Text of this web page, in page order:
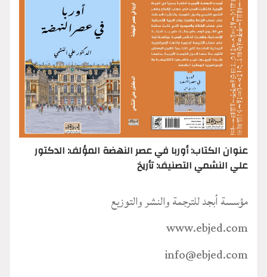
عنوان الكتاب: أوربا في عصر النهضة المؤلف: الدكتور
علي النشمي التصنيف: تأريخ
مؤسسة أبجد للترجمة والنشر والتوزيع
www.ebjed.com
info@ebjed.com